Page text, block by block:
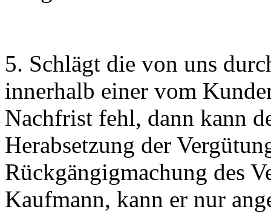
5. Schlägt die von uns
innerhalb einer vom
Nachfrist fehl, dann kann
Herabsetzung der
Rückgängigmachung des
Kaufmann, kann er nur